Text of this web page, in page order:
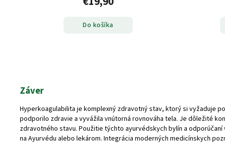
Do košíka
Záver
Hyperkoagulabilita je komplexný zdravotný stav, ktorý si vyžaduje
podporilo zdravie a vyvážila vnútorná rovnováha tela. Je dôležité
zdravotného stavu. Použitie týchto ayurvédskych bylín a
na Ayurvédu alebo lekárom. Integrácia moderných medicínskych